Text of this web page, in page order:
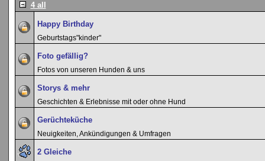
4 all
Happy Birthday
Geburtstags"kinder"
Foto gefällig?
Fotos von unseren Hunden & uns
Storys & mehr
Geschichten & Erlebnisse mit oder ohne Hund
Gerüchteküche
Neuigkeiten, Ankündigungen & Umfragen
2 Gleiche